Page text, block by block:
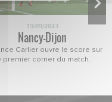
19/09/2023
Nancy-Dijon
Carlier ouvre le score sur
premier corner du match.